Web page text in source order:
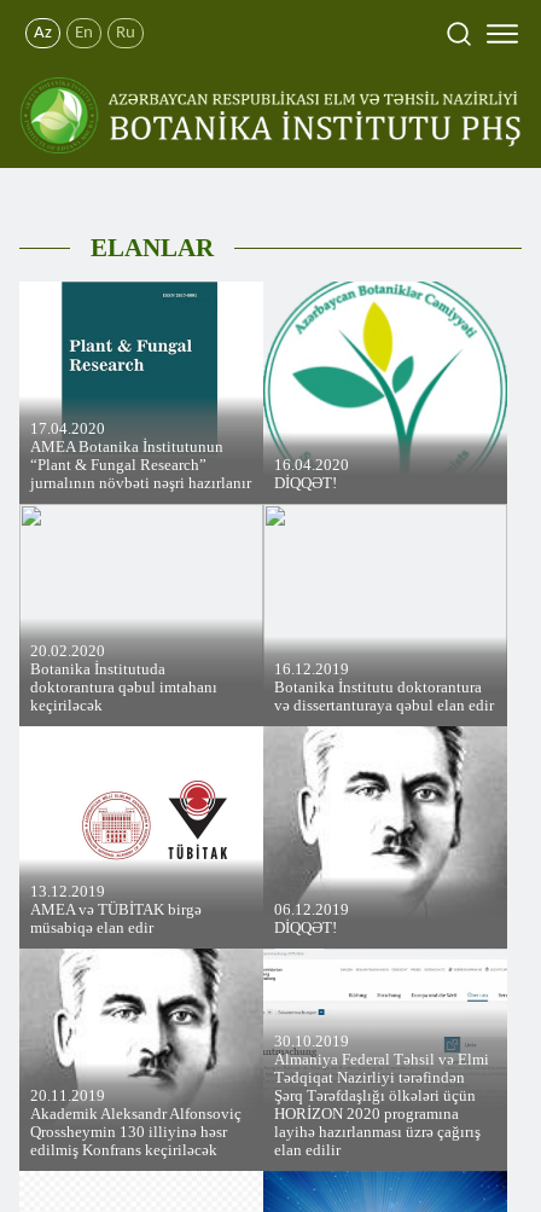
Az En Ru
ELANLAR
17.04.2020
AMEA Botanika İnstitutunun
“Plant & Fungal Research”
jurnalının növbəti nəşri hazırlanır
16.04.2020
DİQQƏT!
20.02.2020
Botanika İnstitutuda
doktorantura qəbul imtahanı
keçiriləcək
16.12.2019
Botanika İnstitutu doktorantura
və dissertanturaya qəbul elan edir
13.12.2019
AMEA və TÜBİTAK birgə
müsabiqə elan edir
06.12.2019
DİQQƏT!
20.11.2019
Akademik Aleksandr Alfonsoviç
Qrossheymin 130 illiyinə həsr
edilmiş Konfrans keçiriləcək
30.10.2019
Almaniya Federal Təhsil və Elmi
Tədqiqat Nazirliyi tərəfindən
Şərq Tərəfdaşlığı ölkələri üçün
HORİZON 2020 programına
layihə hazırlanması üzrə çağırış
elan edilir